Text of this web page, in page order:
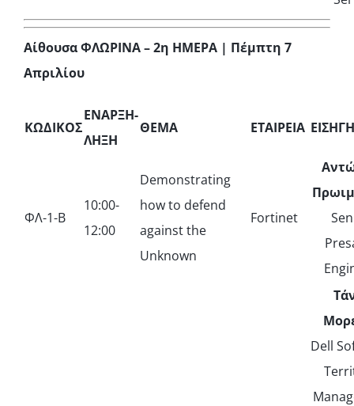
Αίθουσα ΦΛΩΡΙΝΑ – 2η ΗΜΕΡΑ | Πέμπτη 7
Απριλίου
ΚΩΔΙΚΟΣ
ΕΝΑΡΞΗ-
ΛΗΞΗ
ΘΕΜΑ ΕΤΑΙΡΕΙΑ
ΦΛ-1-Β
10:00-
12:00
Demonstrating
how to defend
against the
Unknown
Fortinet
Dell